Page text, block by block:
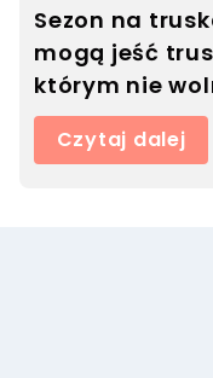
Sezon na
mogą jeść
którym nie
Czytaj dalej